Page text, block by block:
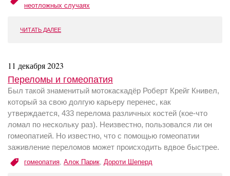
неотложных случаях
ЧИТАТЬ ДАЛЕЕ
11 декабря 2023
Переломы и гомеопатия
Был такой знаменитый мотокаскадёр Роберт Крейг Книвел,
который за свою долгую карьеру перенес, как
утверждается, 433 перелома различных костей (кое-что
ломал по нескольку раз). Неизвестно, пользовался ли он
гомеопатией. Но известно, что с помощью гомеопатии
заживление переломов может происходить вдвое быстрее.
гомеопатия, Алок Парик, Дороти Шеперд